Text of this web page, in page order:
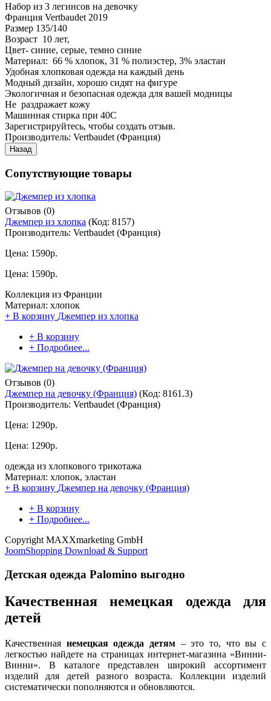
Набор из 3 легинсов на девочку
Франция Vertbaudet 2019
Размер 135/140
Возраст 10 лет,
Цвет- синие, серые, темно синие
Материал: 66 % хлопок, 31 % полиэстер, 3% эластан
Удобная хлопковая одежда на каждый день
Модный дизайн, хорошо сидят на фигуре
Экологичная и безопасная одежда для вашей модницы
Не раздражает кожу
Машинная стирка при 40С
Зарегистрируйтесь, чтобы создать отзыв.
Производитель: Vertbaudet (Франция)
Сопутствующие товары
Отзывов (0)
Джемпер из хлопка (Код: 8157)
Производитель: Vertbaudet (Франция)
Цена: 1590р.
Цена: 1590р.
Коллекция из Франции
Материал: хлопок
+ В корзину Джемпер из хлопка
+ В корзину
+ Подробнее...
Отзывов (0)
Джемпер на девочку (Франция) (Код: 8161.3)
Производитель: Vertbaudet (Франция)
Цена: 1290р.
Цена: 1290р.
одежда из хлопкового трикотажа
Материал: хлопок, эластан
+ В корзину Джемпер на девочку (Франция)
+ В корзину
+ Подробнее...
Copyright MAXXmarketing GmbH
JoomShopping Download & Support
Детская одежда Palomino выгодно
Качественная немецкая одежда для
детей
Качественная немецкая одежда детям – это то, что вы с
легкостью найдете на страницах интернет-магазина «Винни-
Винни». В каталоге представлен широкий ассортимент
изделий для детей разного возраста. Коллекции изделий
систематически пополняются и обновляются.